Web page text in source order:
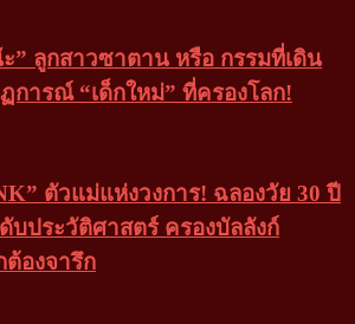
” ลูกสาวซาตาน หรือ กรรมที่เดิน
การณ์ “เด็กใหม่” ที่ครองโลก!
ตัวแม่แห่งวงการ! ฉลองวัย 30 ปี
บประวัติศาสตร์ ครองบัลลังก์
ต้องจารึก